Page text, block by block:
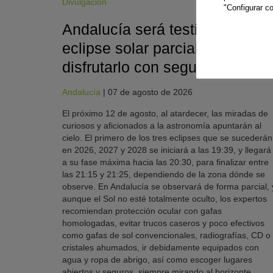
Andalucía será testigo del
eclipse solar parcial e invita a
disfrutarlo con seguridad
Andalucía | 07 de agosto de 2026
El próximo 12 de agosto, al atardecer, las miradas de
curiosos y aficionados a la astronomía apuntarán al
cielo. El primero de los tres eclipses que se sucederán
en 2026, 2027 y 2028 se iniciará a las 19:39, y llegará
a su fase máxima hacia las 20:30, para finalizar entre
las 21:15 y 21:25, dependiendo de la zona dónde se
observe. En Andalucía se observará de forma parcial,
aunque el Sol no esté totalmente oculto, los expertos
recomiendan protección ocular con gafas
homologadas, evitar trucos caseros y poco efectivos
como gafas de sol convencionales, radiografías, CD o
cristales ahumados, ir debidamente equipados con
agua y ropa de abrigo, así como escoger lugares
"Configurar